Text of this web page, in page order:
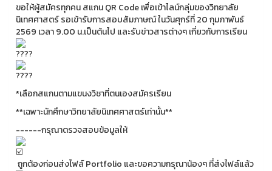
ขอให้ผู้สมัครทุกคน สแกน QR Code เพื่อเข้าไลน์กลุ่มของวิทยาลัย
นิเทศศาสตร์ รอเข้ารับการสอบสัมภาษณ์ ในวันศุกร์ที่ 20 กุมภาพันธ์
2569 เวลา 9.00 น.เป็นต้นไป และรับข่าวสารต่างๆ เกี่ยวกับการเรียน
*เลือกสแกนตามแขนงวิชาที่ตนเองสมัครเรียน
**เฉพาะนักศึกษาวิทยาลัยนิเทศศาสตร์เท่านั้น**
------กรุณาตรวจสอบข้อมูลให้
ถูกต้องก่อนส่งไฟล์ Portfolio และขอความกรุณาน้องๆ ที่ส่งไฟล์แล้ว